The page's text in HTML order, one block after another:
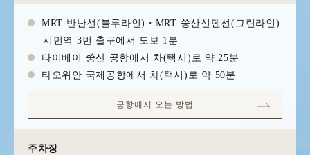
MRT 반난선(블루라인)・MRT 쑹산신뎬선(그린라인)
시먼역 3번 출구에서 도보 1분
타이베이 쑹산 공항에서 차(택시)로 약 25분
타오위안 국제공항에서 차(택시)로 약 50분
공항에서 오는 방법
주차장